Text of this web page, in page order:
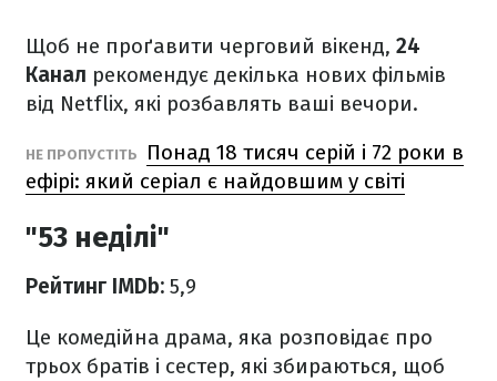
Щоб не проґавити черговий вікенд, 24
Канал рекомендує декілька нових фільмів
від Netflix, які розбавлять ваші вечори.
НЕ ПРОПУСТІТЬ
Понад 18 тисяч серій і 72 роки в
ефірі: який серіал є найдовшим у світі
"53 неділі"
Рейтинг IMDb: 5,9
Це комедійна драма, яка розповідає про
трьох братів і сестер, які збираються, щоб